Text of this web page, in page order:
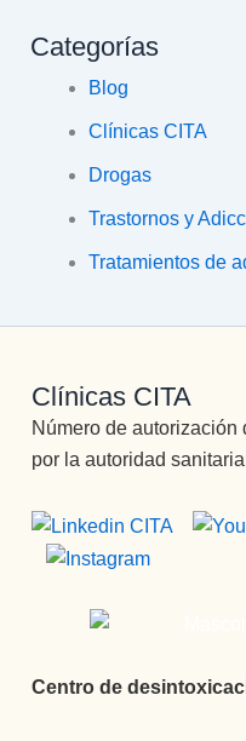
Categorías
Blog
Clínicas CITA
Drogas
Trastornos y
Tratamientos de
Clínicas CITA
Número de autorización
por la autoridad
Centro de